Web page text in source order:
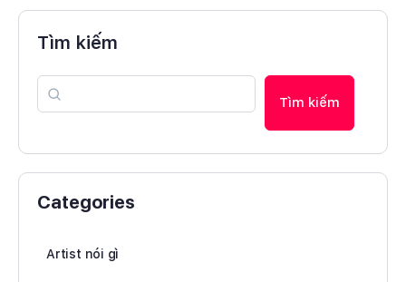
Tìm kiếm
Tìm kiếm
Categories
Artist nói gì